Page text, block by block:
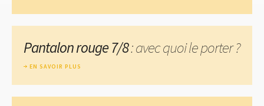
Pantalon rouge 7/8: avec quoi le porter ?
EN SAVOIR PLUS